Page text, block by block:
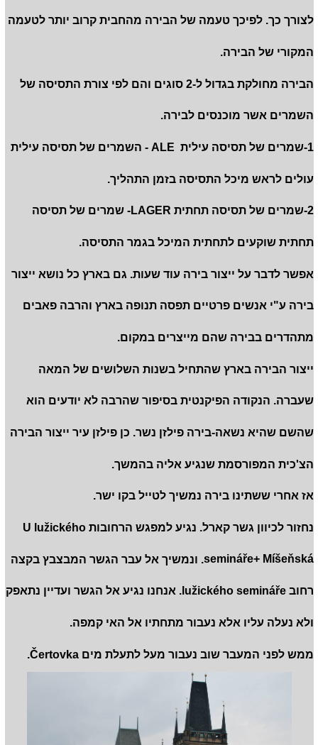
לצורך כך. לפיכך טעמה של הבירה מהחבית קרוב יותר לטעמה
המקורי של הבירה.
הבירה מחולקת בגדול ל-2 סוגים והם לפי צורת התסיסה של
השמרים אשר מוכנסים לבירה.
1-שמרים של תסיסה עילית ALE - השמרים של תסיסה עילית
עולים לראש מיכל התסיסה בזמן התהליך.
2-שמרים של תסיסה תחתית LAGER- שמרים של תסיסה
תחתית שוקעים לתחתית המיכל בגמר התסיסה.
אפשר לדבר על ייצור בירה עוד שעות. גם בארץ כל נושא ייצור
בירה ע"י אנשים פרטיים תפסה תנופה בארץ והרבה פאבים
מתהדרים בבירה שהם מייצרים במקום.
ייצור הבירה בארץ שהתחיל בשנות השלושים של המאה
שעברה. הנקודה הפיקנטית בסיפור שהרבה לא יודעים הוא
שהשם שהיא נשאה-בירה פילזן נשר. כן פילזן עיר ייצור הבירה
הצ'כית המפורסמת שנגיע אליה בהמשך.
אז אחרי ששתינו בירה נמשיך לטייל בקו ישר.
נחזור לכיוון גשר קארל. נגיע למפגש הרחובות U lužického
semináře+ Míšeňská. ונמשיך אל עבר הגשר המבצבץ בקצה
רחוב lužického semináře. אנחנו נגיע אל הגשר ועדיין נתאפק
ולא נעלה עליו אלא נעבור מתחתיו אל האי קמפה.
ממש לפני המעבר שוב נעבור מעל לתעלת מים Čertovka.